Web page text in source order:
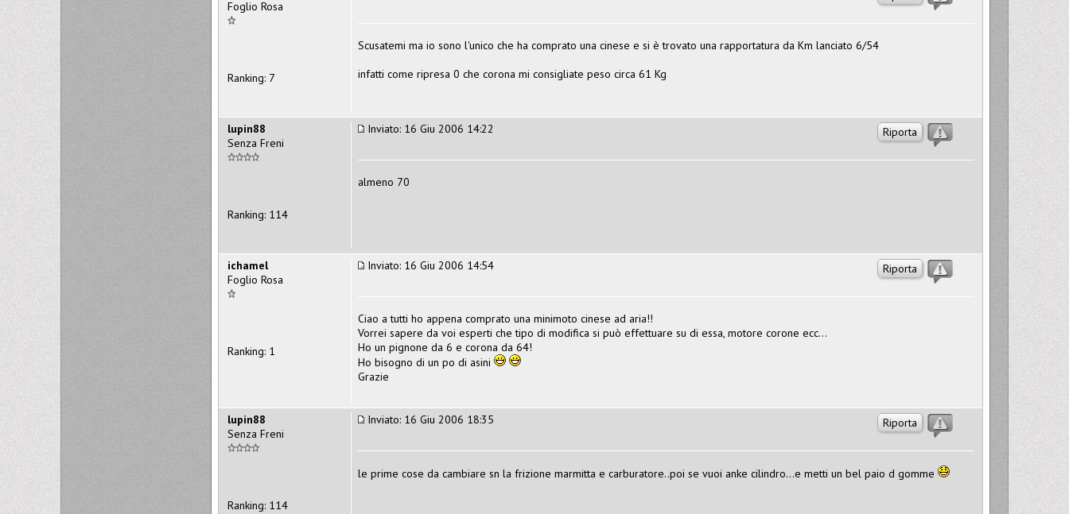
Scusatemi ma io sono l'unico che ha comprato una cinese e si è trovato una rapportatura da Km lanciato 6/54
infatti come ripresa 0 che corona mi consigliate peso circa 61 Kg
Foglio Rosa
Ranking: 7
Riporta
Inviato: 16 Giu 2006 14:22
almeno 70
lupin88
Senza Freni
Ranking: 114
Riporta
Inviato: 16 Giu 2006 14:54
Ciao a tutti ho appena comprato una minimoto cinese ad aria!!
Vorrei sapere da voi esperti che tipo di modifica si può effettuare su di essa, motore corone ecc...
Ho un pignone da 6 e corona da 64!
Ho bisogno di un po di asini
Grazie
ichamel
Foglio Rosa
Ranking: 1
Riporta
Inviato: 16 Giu 2006 18:35
le prime cose da cambiare sn la frizione marmitta e carburatore..poi se vuoi anke cilindro...e metti un bel paio d gomme
lupin88
Senza Freni
Ranking: 114